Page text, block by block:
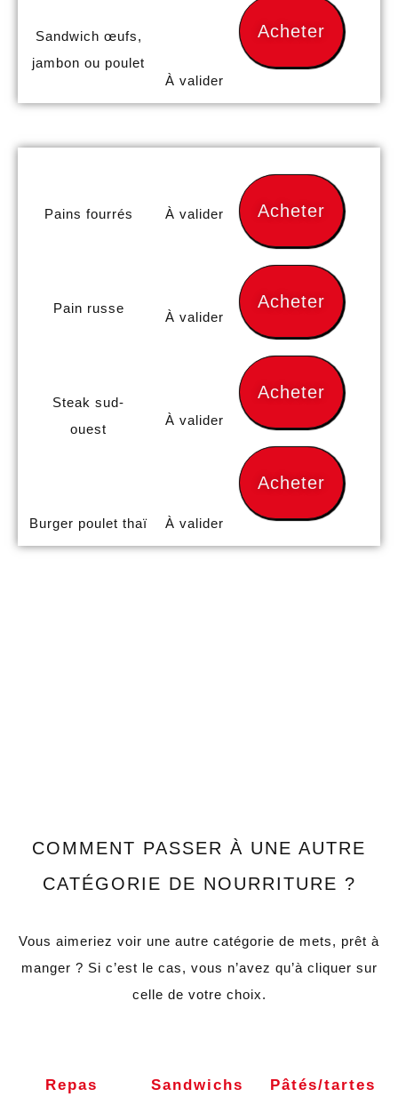
Sandwich œufs,
jambon ou poulet
À valider
Acheter
Pains fourrés
Pain russe
Steak sud-
ouest
Burger poulet thaï
À valider
À valider
À valider
À valider
Acheter
Acheter
Acheter
Acheter
COMMENT PASSER À UNE AUTRE
CATÉGORIE DE NOURRITURE ?
Vous aimeriez voir une autre catégorie de mets, prêt à
manger ? Si c’est le cas, vous n’avez qu’à cliquer sur
celle de votre choix.
Repas Sandwichs Pâtés/tartes